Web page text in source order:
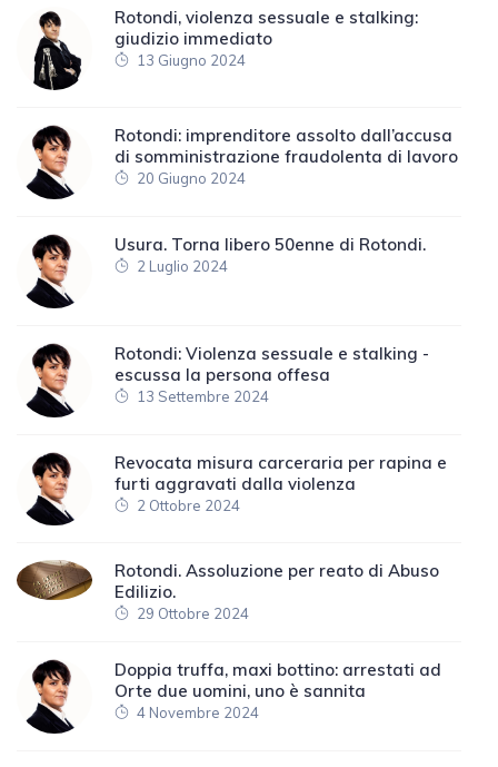
Rotondi, violenza sessuale e stalking:
giudizio immediato
13 Giugno 2024
Rotondi: imprenditore assolto dall’accusa
di somministrazione fraudolenta di lavoro
20 Giugno 2024
Usura. Torna libero 50enne di Rotondi.
2 Luglio 2024
Rotondi: Violenza sessuale e stalking -
escussa la persona offesa
13 Settembre 2024
Revocata misura carceraria per rapina e
furti aggravati dalla violenza
2 Ottobre 2024
Rotondi. Assoluzione per reato di Abuso
Edilizio.
29 Ottobre 2024
Doppia truffa, maxi bottino: arrestati ad
Orte due uomini, uno è sannita
4 Novembre 2024